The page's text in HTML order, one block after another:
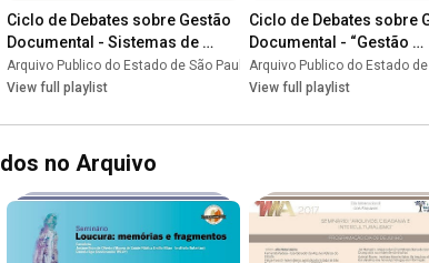
• Playlist
Ciclo de Debates sobre Gestão
Documental - Sistemas de
Gestão Arquivística de
Documentos: o papel da
documental
Arquivo Publico do Estado de São Paulo • Playlist
View full playlist
Ciclo de Debates sobre
Documental - “Gestão
documental e
memória”
Arquivo Publico do Estado
View full playlist
no Arquivo